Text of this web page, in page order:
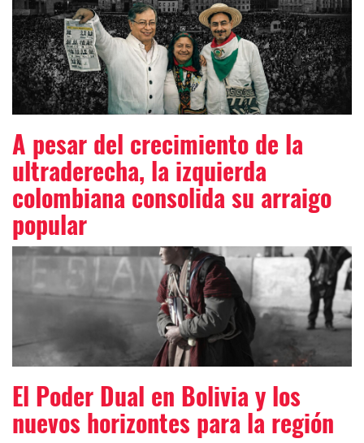
A pesar del crecimiento de la
ultraderecha, la izquierda
colombiana consolida su arraigo
popular
El Poder Dual en Bolivia y los
nuevos horizontes para la región